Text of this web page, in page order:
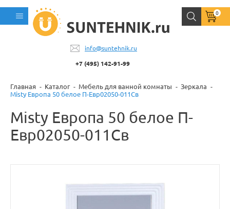
info@suntehnik.ru
+7 (495) 142-91-99
0
Главная Каталог Мебель для ванной комнаты
Зеркала
Misty Европа 50 белое П-Евр02050-011Св
Misty Европа 50 белое П-
Евр02050-011Св